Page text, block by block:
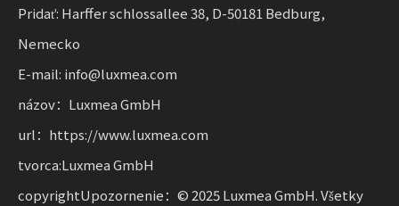
s flexibilitou pre podniky pri rozširovaní udržateľnej
Pridať: Harffer schlossallee 38, D-50181 Bedburg,
Nemecko
E-mail: info@luxmea.com
názov：Luxmea GmbH
url：https://www.luxmea.com
tvorca:Luxmea GmbH
copyrightUpozornenie：© 2025 Luxmea GmbH. Všetky